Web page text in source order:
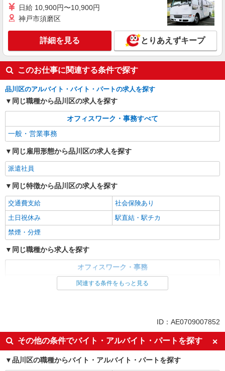
日給 10,900円〜10,900円
神戸市須磨区
詳細を見る とりあえずキープ
このお仕事に関連する条件で探す
品川区のアルバイト・バイト・パートの求人を探す
同じ職種から品川区の求人を探す
オフィスワーク・事務すべて
一般・営業事務
同じ雇用形態から品川区の求人を探す
派遣社員
同じ特徴から品川区の求人を探す
交通費支給
社会保険あり
土日祝休み
駅直結・駅チカ
禁煙・分煙
同じ職種から求人を探す
オフィスワーク・事務
土日祝休み
関連する条件をもっと見る
ID：AE0709007852
その他の条件でバイト・アルバイト・パートを探す
品川区の職種からバイト・アルバイト・パートを探す